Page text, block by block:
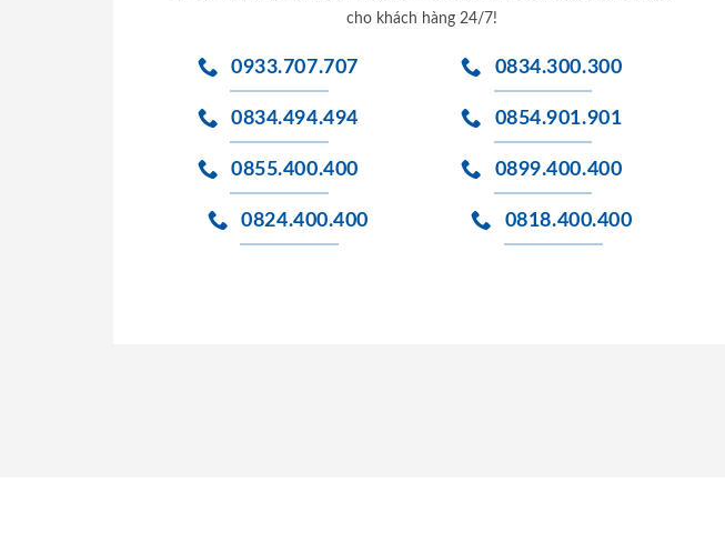
cho khách hàng 24/7!
0933.707.707
0834.494.494
0855.400.400
0824.400.400
0834.300.300
0854.901.901
0899.400.400
0818.400.400